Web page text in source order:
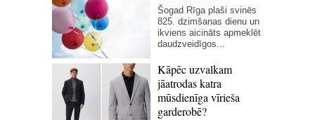
Šogad Rīga plaši svinēs
825. dzimšanas dienu un
ikviens aicināts apmeklēt
daudzveidīgos...
Kāpēc uzvalkam
jāatrodas katra
mūsdienīga vīrieša
garderobē?